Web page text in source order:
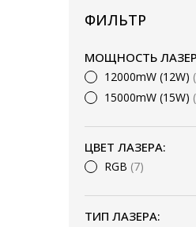
ФИЛЬТР
МОЩНОСТЬ
12000mW (12W)
15000mW (15W)
ЦВЕТ ЛАЗЕРА:
RGB 7
ТИП ЛАЗЕРА: